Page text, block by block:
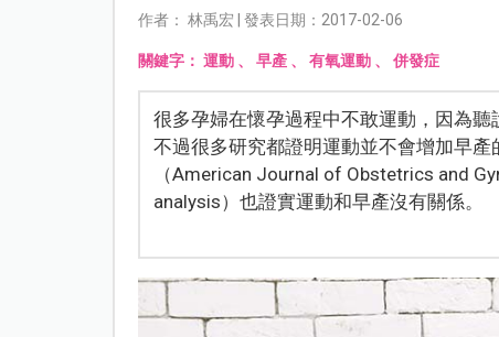
作者： 林禹宏 | 發表日期：2017-02-06
關鍵字： 運動、 早產、 有氧運動、 併發症
很多孕婦在懷孕過程中不敢運動，因為聽
不過很多研究都證明運動並不會增加早
（American Journal of Obstetrics and
analysis）也證實運動和早產沒有關係。